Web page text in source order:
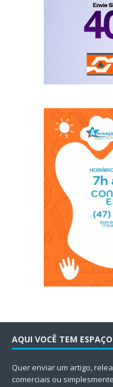
AQUI VOCÊ TEM ESPAÇO
Quer enviar um artigo,
comerciais ou